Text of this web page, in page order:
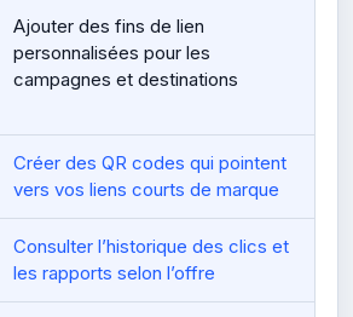
Ajouter des fins de lien
personnalisées pour les
campagnes et destinations
Créer des QR codes qui pointent
vers vos liens courts de marque
Consulter l’historique des clics et
les rapports selon l’offre